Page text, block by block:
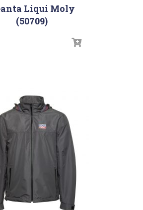
Liqui Moly
(50709)